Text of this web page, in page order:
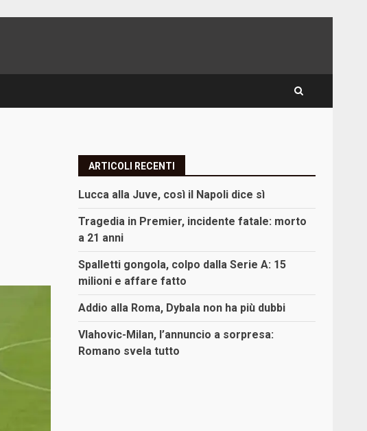
ARTICOLI RECENTI
Lucca alla Juve, così il Napoli dice sì
Tragedia in Premier, incidente fatale: morto
a 21 anni
Spalletti gongola, colpo dalla Serie A: 15
milioni e affare fatto
Addio alla Roma, Dybala non ha più dubbi
Vlahovic-Milan, l’annuncio a sorpresa:
Romano svela tutto